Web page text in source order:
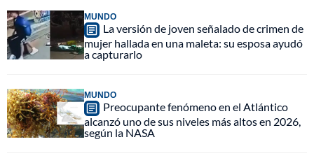
MUNDO
La versión de joven señalado de crimen de
mujer hallada en una maleta: su esposa ayudó
a capturarlo
MUNDO
Preocupante fenómeno en el Atlántico
alcanzó uno de sus niveles más altos en 2026,
según la NASA